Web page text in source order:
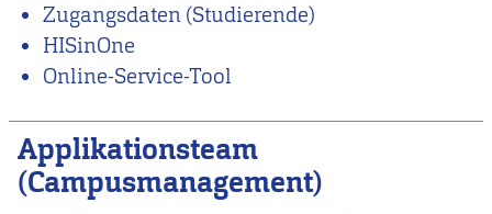
Zugangsdaten (Studierende)
HISinOne
Online-Service-Tool
Applikationsteam
(Campusmanagement)